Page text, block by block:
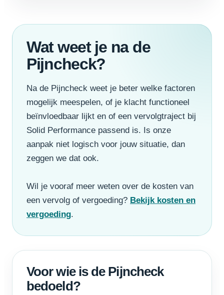
Wat weet je na de
Pijncheck?
Na de Pijncheck weet je beter welke factoren
mogelijk meespelen, of je klacht functioneel
beïnvloedbaar lijkt en of een vervolgtraject bij
Solid Performance passend is. Is onze
aanpak niet logisch voor jouw situatie, dan
zeggen we dat ook.
Wil je vooraf meer weten over de kosten van
een vervolg of vergoeding? Bekijk kosten en
vergoeding.
Voor wie is de Pijncheck
bedoeld?